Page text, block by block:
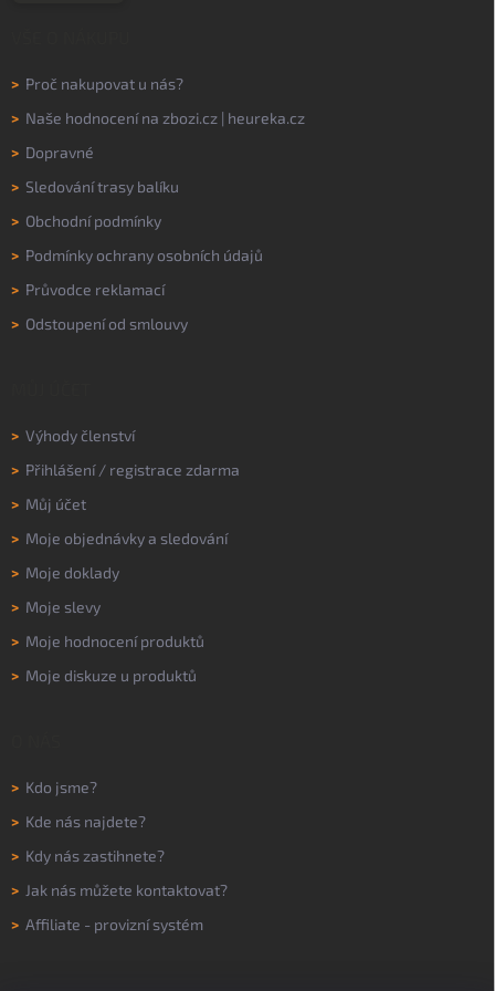
> Proč nakupovat u nás?
> Naše hodnocení na zbozi.cz | heureka.cz
> Dopravné
> Sledování trasy balíku
> Obchodní podmínky
> Podmínky ochrany osobních údajů
> Průvodce reklamací
> Odstoupení od smlouvy
> Výhody členství
> Přihlášení/ registrace zdarma
> Můj účet
> Moje objednávky a sledování
> Moje doklady
> Moje slevy
> Moje hodnocení produktů
> Moje diskuze u produktů
> Kdo jsme?
> Kde nás najdete?
> Kdy nás zastihnete?
> Jak nás můžete kontaktovat?
> Affiliate - provizní systém